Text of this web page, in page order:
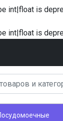
int|float is
int|float is